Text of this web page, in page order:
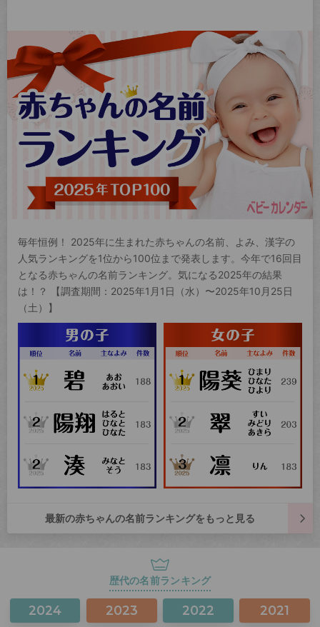
毎年恒例！ 2025年に生まれた赤ちゃんの名前、よみ、漢字の
人気ランキングを1位から100位まで発表します。今年で16回目
となる赤ちゃんの名前ランキング。気になる2025年の結果
は！？ 【調査期間：2025年1月1日（水）〜2025年10月25日
（土）】
最新の赤ちゃんの名前ランキングをもっと見る
歴代の名前ランキング
2024 2023 2022 2021